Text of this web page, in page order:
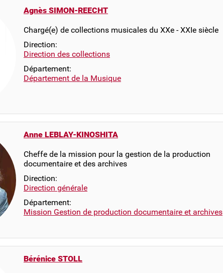
Agnès SIMON-REECHT
Chargé(e) de collections musicales du XXe - XXIe siècle
Direction:
Direction des collections
Département:
Département de la Musique
Anne LEBLAY-KINOSHITA
Cheffe de la mission pour la gestion de la production
documentaire et des archives
Direction:
Direction générale
Département:
Mission Gestion de production documentaire et archives
Bérénice STOLL